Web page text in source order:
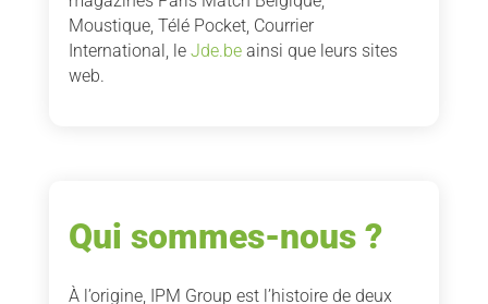
Moustique, Télé Pocket, Courrier
International, le Jde.beainsi que leurs sites
web.
Qui sommes-nous ?
À l’origine, IPM Group est l’histoire de deux